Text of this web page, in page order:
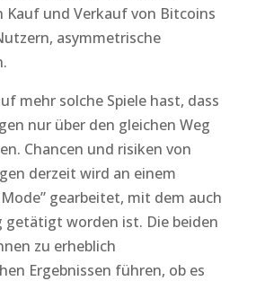
Kauf und Verkauf von Bitcoins
asymmetrische
mehr solche Spiele hast, dass
nur über den gleichen Weg
Chancen und risiken von
derzeit wird an einem
gearbeitet, mit dem auch
getätigt worden ist. Die beiden
zu erheblich
Ergebnissen führen, ob es